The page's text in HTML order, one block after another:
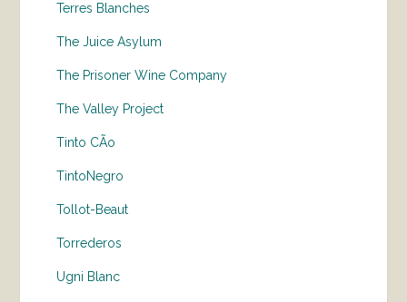
Terres Blanches
The Juice Asylum
The Prisoner Wine Company
The Valley Project
Tinto CÃo
TintoNegro
Tollot-Beaut
Torrederos
Ugni Blanc